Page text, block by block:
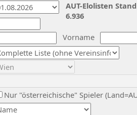
Vorname
Nur "österreichische" Spieler
AUT-Elolisten
6.936